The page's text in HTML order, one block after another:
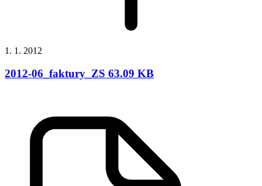
1. 1. 2012
2012-06_faktury_ZS 63.09 KB